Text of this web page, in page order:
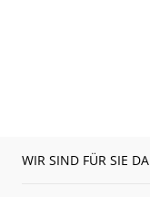
WIR SIND FÜR SIE DA